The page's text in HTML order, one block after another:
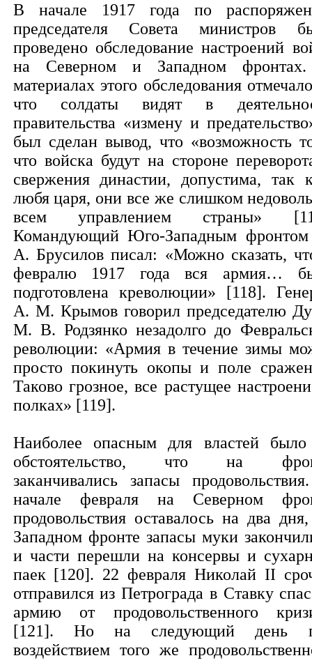
В начале 1917 года по
председателя Совета министров
проведено обследование настроений
на Северном и Западном
материалах этого обследования
что солдаты видят в
правительства «измену и
был сделан вывод, что «возможность
что войска будут на стороне
свержения династии, допустима, так
любя царя, они все же слишком
всем управлением страны»
Командующий Юго-Западным
А. Брусилов писал: «Можно сказать,
февралю 1917 года вся армия…
подготовлена креволюции» [118].
А. М. Крымов говорил председателю
М. В. Родзянко незадолго до
революции: «Армия в течение зимы
просто покинуть окопы и поле
Таково грозное, все растущее
полках» [119].
Наиболее опасным для властей
обстоятельство, что на
заканчивались запасы
начале февраля на Северном
продовольствия оставалось на два
Западном фронте запасы муки
и части перешли на консервы и
паек [120]. 22 февраля Николай II
отправился из Петрограда в Ставку
армию от продовольственного
[121]. Но на следующий день
воздействием того же